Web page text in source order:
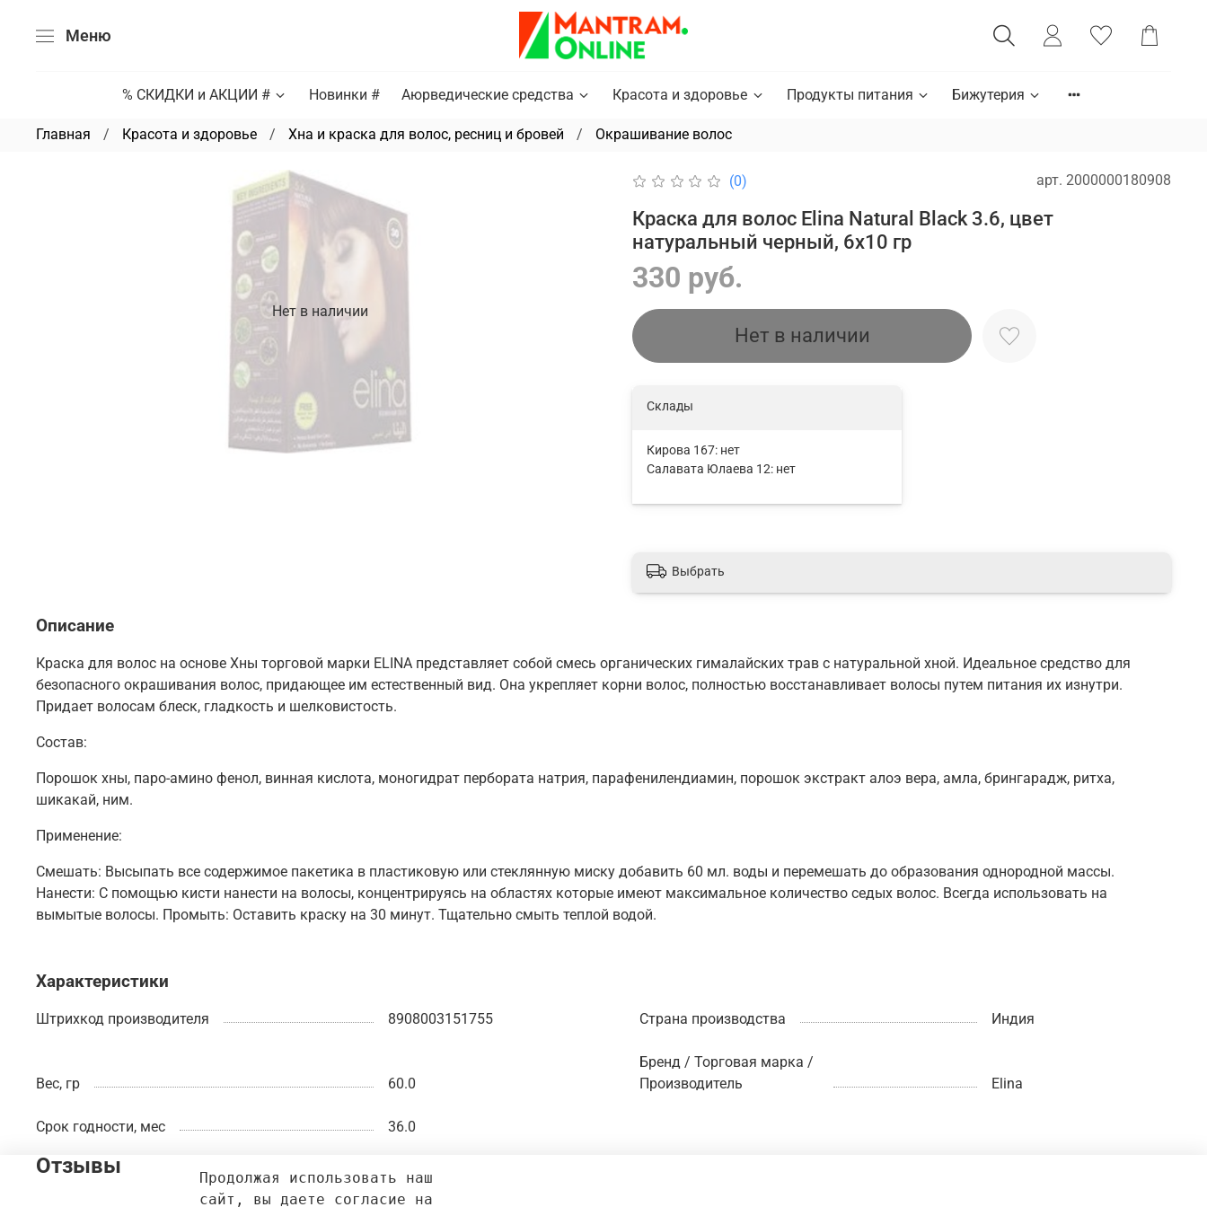
Меню
% СКИДКИ и АКЦИИ # Новинки # Аюрведические средства Красота и здоровье Продукты питания Бижутерия
Главная Красота и здоровье Хна и краска для волос, ресниц и бровей Окрашивание волос
Нет в наличии
(0) арт. 2000000180908
Краска для волос Elina Natural Black 3.6, цвет
натуральный черный, 6x10 гр
330 руб.
Нет в наличии
Склады
Кирова 167: нет
Салавата Юлаева 12: нет
Выбрать
Описание
Краска для волос на основе Хны торговой марки ELINA представляет собой смесь органических гималайских трав с натуральной хной. Идеальное средство для
безопасного окрашивания волос, придающее им естественный вид. Она укрепляет корни волос, полностью восстанавливает волосы путем питания их изнутри.
Придает волосам блеск, гладкость и шелковистость.
Состав:
Порошок хны, паро-амино фенол, винная кислота, моногидрат пербората натрия, парафенилендиамин, порошок экстракт алоэ вера, амла, брингарадж, ритха,
шикакай, ним.
Применение:
Смешать: Высыпать все содержимое пакетика в пластиковую или стеклянную миску добавить 60 мл. воды и перемешать до образования однородной массы.
Нанести: С помощью кисти нанести на волосы, концентрируясь на областях которые имеют максимальное количество седых волос. Всегда использовать на
вымытые волосы. Промыть: Оставить краску на 30 минут. Тщательно смыть теплой водой.
Характеристики
Штрихкод производителя 8908003151755 Страна производства Индия
Вес, гр 60.0
Бренд / Торговая марка /
Производитель
Elina
Срок годности, мес 36.0
Отзывы
Продолжая использовать наш
сайт, вы даете согласие на